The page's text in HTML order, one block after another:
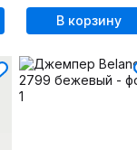
В корзину